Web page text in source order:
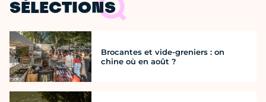
SÉLECTIONS
Brocantes et vide-greniers : on
chine où en août ?